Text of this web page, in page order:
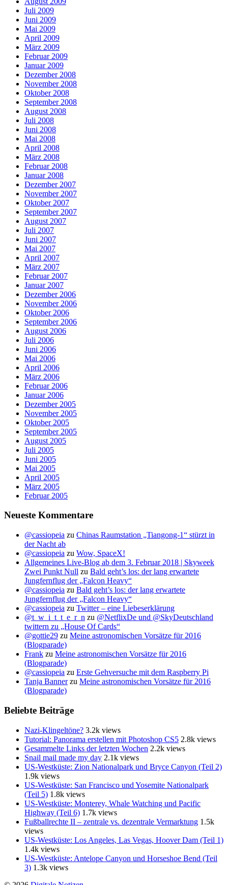
Juli 2009
Juni 2009
Mai 2009
April 2009
März 2009
Februar 2009
Januar 2009
Dezember 2008
November 2008
Oktober 2008
September 2008
August 2008
Juli 2008
Juni 2008
Mai 2008
April 2008
März 2008
Februar 2008
Januar 2008
Dezember 2007
November 2007
Oktober 2007
September 2007
August 2007
Juli 2007
Juni 2007
Mai 2007
April 2007
März 2007
Februar 2007
Januar 2007
Dezember 2006
November 2006
Oktober 2006
September 2006
August 2006
Juli 2006
Juni 2006
Mai 2006
April 2006
März 2006
Februar 2006
Januar 2006
Dezember 2005
November 2005
Oktober 2005
September 2005
August 2005
Juli 2005
Juni 2005
Mai 2005
April 2005
März 2005
Februar 2005
Neueste Kommentare
@cassiopeia zu Chinas Raumstation „Tiangong-1“ stürzt in
der Nacht ab
@cassiopeia zu Wow, SpaceX!
Allgemeines Live-Blog ab dem 3. Februar 2018 | Skyweek
Zwei Punkt Null zu Bald geht’s los: der lang erwartete
Jungfernflug der „Falcon Heavy“
@cassiopeia zu Bald geht’s los: der lang erwartete
Jungfernflug der „Falcon Heavy“
@cassiopeia zu Twitter – eine Liebeserklärung
@t_w_i_t_t_e_r_n zu @NetflixDe und @SkyDeutschland
twittern zu „House Of Cards“
@gottie29 zu Meine astronomischen Vorsätze für 2016
(Blogparade)
Frank zu Meine astronomischen Vorsätze für 2016
(Blogparade)
@cassiopeia zu Erste Gehversuche mit dem Raspberry Pi
Tanja Bannerzu Meine astronomischen Vorsätze für 2016
(Blogparade)
Beliebte Beiträge
Nazi-Klingeltöne? 3.2k views
Tutorial: Panorama erstellen mit Photoshop CS5 2.8k views
Gesammelte Links der letzten Wochen 2.2k views
Snail mail made my day 2.1k views
US-Westküste: Zion Nationalpark und Bryce Canyon (Teil 2)
1.9k views
US-Westküste: San Francisco und Yosemite Nationalpark
(Teil 5) 1.8k views
US-Westküste: Monterey, Whale Watching und Pacific
Highway (Teil 6) 1.7k views
Fußballrechte II – zentrale vs. dezentrale Vermarktung 1.5k
views
US-Westküste: Los Angeles, Las Vegas, Hoover Dam (Teil 1)
1.4k views
US-Westküste: Antelope Canyon und Horseshoe Bend (Teil
3) 1.3k views